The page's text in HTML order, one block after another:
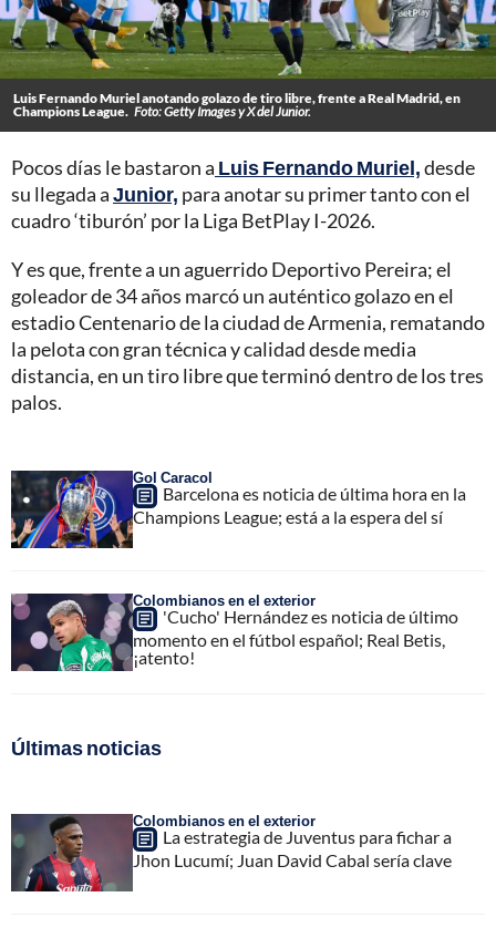
Luis Fernando Muriel anotando golazo de tiro libre, frente a Real Madrid, en
Champions League. Foto: Getty Images y X del Junior.
Pocos días le bastaron a Luis Fernando Muriel,desde
su llegada aJunior, para anotar su primer tanto con el
cuadro ‘tiburón’ por la Liga BetPlay I-2026.
Y es que, frente a un aguerrido Deportivo Pereira; el
goleador de 34 años marcó un auténtico golazo en el
estadio Centenario de la ciudad de Armenia, rematando
la pelota con gran técnica y calidad desde media
distancia, en un tiro libre que terminó dentro de los tres
palos.
Gol Caracol
Barcelona es noticia de última hora en la
Champions League; está a la espera del sí
Colombianos en el exterior
'Cucho' Hernández es noticia de último
momento en el fútbol español; Real Betis,
¡atento!
Últimas noticias
Colombianos en el exterior
La estrategia de Juventus para fichar a
Jhon Lucumí; Juan David Cabal sería clave